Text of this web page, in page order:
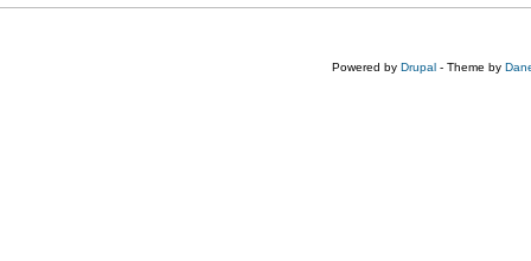
Powered byDrupal - Theme by